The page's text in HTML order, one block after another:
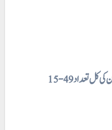
کی کل تعداد